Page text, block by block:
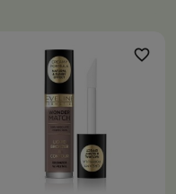
favorite_border